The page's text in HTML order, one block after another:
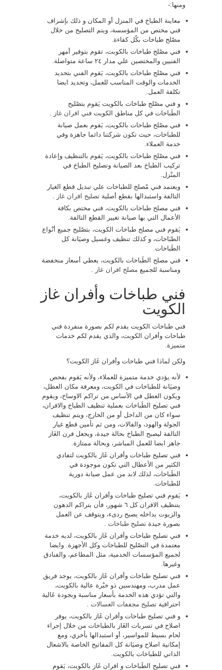
ومنها:-
معاينة الطباخ في المنزل أو المكان و ذلك بإشراف
فني مختص من المؤسسة، ويتم التصليح من خلال
مصْلح طباخات بكُل كفاءة.
فني مصْلح طباخات بالكوبت، تقوم بتوفير أمهر
الفنيين والمختصين علي مدار ٢٤ ساعة متواصلة.
فني مصْلح طباخات بالكويت، يَقوم الفني بتحديد
الخدمات والوقت المناسب للعمل، وتحديد ايضا
تكلفة العمل.
و فني مصْلح طباخات بالكويت يَقوم بتصْليح
الطَباخات في كل مناطق الكويت فني افران غاز
فني مصْلح طباخات بالكويت، يَقوم بعمل صيانة
للطباخات، حيث تكون شركتنا دائما جاهزة وفي
خدمة العملاء.
فني مصْلح طباخات بالكويت، يَقوم بالتنظيف وإعادة
تركيب الطباخ بعد الصيانة وتصليح الطباخ في
المنْزل.
ويعتمد فني مْصلح للطباخات علي تبديل قطع الغيار
التالفة واستبدالها بقطع أصلية تصليح افران غاز
فني مصلح طباخات بالكويت، فني مختص بكافة
الأعمال التي بها صيانة تغيير القطع التالفة.
يَقوم فني مصلح طباخات الكويت، بتصْليح جميع أنْواع
الطبَاخات، و كذلك تنظيف وغسيل وصيَانة كل
الطَباخات.
فني مصلح الطَباخات بالكويت، يعطي أسعار منخفضة
ومناسبة للجميع مصلح افران غاز
فني طباخات وأفران غاز
الكويت
فني طباخات الكويت يقدم لكم بصورة منفردة فني
طباخات وأفران الكويت، والذي يقدم لكم خدمات
متميزة.
ولكن لماذا فني طباخات وأفران غَاز الكويت؟
لأنه يؤدي خدمة متميزة للعملاء، ولأنه يَقوم بفحص
وصيَانة للطباخات في الكويت، ومعرفة مكان العطل،
ويكون العطل في الأساس من تراكم الاوساخ، ويقوم
فني تصليح الطَباخات بعملية تنظيف الطباخ والافران،
سواء كان من الداخل أو من الخارج، ويتم تنظيف
الجولة والهود، والفالات، ومن ثم تأمين قطع غيار
التالفة ليصبح الطباخ بحالة جيدة، ويجعل فرن الغَاز
جاهز ايضا للعمل المباشر، وبحالة ممتازة.
فني تصليح طباخات وأفران غَاز بالكويت لتفادي
الكثير من الأعطال التي تكون موجودة في
الطَباخات، لذلك لابد من عمل صيانة دورية
للطباخات.
يَقوم فني تصليح طباخات وأفران غَاز بالكويت،
بتنظيف الافران كل ٦ شهور، فأن بتراكم الدهون
والزيوت بداخله يصبح ردىء، ويتوقف عن العمل
بصورة جيدة تصليح طباخات
فني تصليح طباخات وأفران غَاز بالكويت، لديه خدمة
معتمدة في التصْليح للطباخات وكل الأجهزة. وايضا
لجميع المؤسسات الخدمية، مثل المطاعم، والفنادق
وغيرها.
فني تصليح طباخات وأفران غَاز بالكويت، يوجد فريق
عمل مدرب، ومهندسين ذو خبْرة عالية بالكويت،
والتي تؤدي هذه الخدمة بأسعار مناسبة وبجودة عَالية
احترافية تصليح مجففات الغسالات
و فني تصليح طباخات وأفران غَاز بالكويت، يوفر
اصلاح في تسربات الغَاز بالطباخات من خلال إجراء
لحام بسيط للمواسير، أو استبدالها بأخري، ومع
إمكانية اصلاح وصيَانة كل المفاتيح الخاصة بالاشعال
الذاتي للطباخات بالكويت.
فني تصليح الطَباخات و افران غَاز بالكويت، يَقوم